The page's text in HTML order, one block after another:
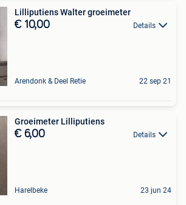
Lilliputiens Walter groeimeter
€ 10,00 Details
Arendonk & Deel Retie 22 sep 21
Groeimeter Lilliputiens
€ 6,00 Details
Harelbeke 23 jun 24